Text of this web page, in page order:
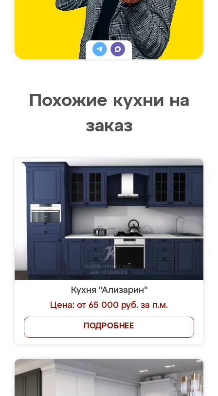
Похожие кухни на
заказ
Кухня "Ализарин"
Цена: от 65 000 руб. за п.м.
ПОДРОБНЕЕ